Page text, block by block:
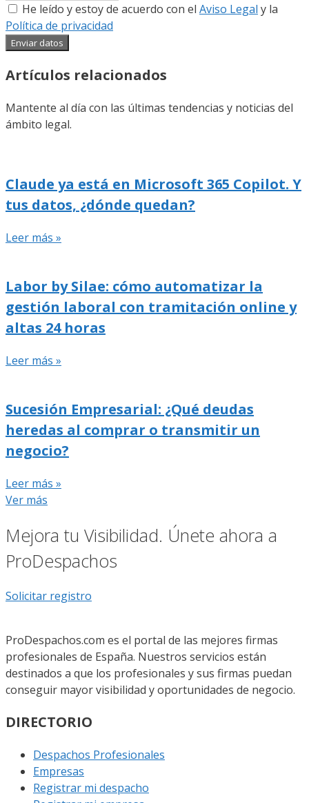
He leído y estoy de acuerdo con el Aviso Legal y la
Política de privacidad
Enviar datos
Artículos relacionados
Mantente al día con las últimas tendencias y noticias del
ámbito legal.
Claude ya está en Microsoft 365 Copilot. Y
tus datos, ¿dónde quedan?
Leer más »
Labor by Silae: cómo automatizar la
gestión laboral con tramitación online y
altas 24 horas
Leer más »
Sucesión Empresarial: ¿Qué deudas
heredas al comprar o transmitir un
negocio?
Leer más »
Ver más
Mejora tu Visibilidad. Únete ahora a
ProDespachos
Solicitar registro
ProDespachos.com es el portal de las mejores firmas
profesionales de España. Nuestros servicios están
destinados a que los profesionales y sus firmas puedan
conseguir mayor visibilidad y oportunidades de negocio.
DIRECTORIO
Despachos Profesionales
Empresas
Registrar mi despacho